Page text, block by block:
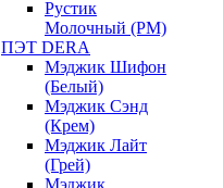
Рустик
Молочный (РМ)
ПЭТ DERA
Мэджик Шифон
(Белый)
Мэджик Сэнд
(Крем)
Мэджик Лайт
(Грей)
Мэджик